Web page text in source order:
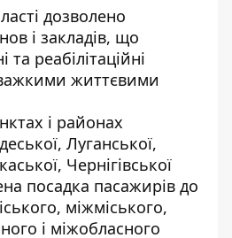
дозволено
і закладів, що
реабілітаційні
життєвими
і районах
Луганської,
Чернігівської
посадка пасажирів до
міжміського,
і міжобласного